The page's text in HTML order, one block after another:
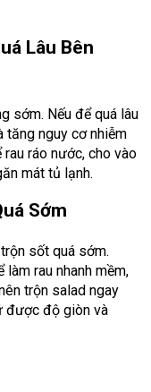
Lâu Bên
sớm. Nếu để quá lâu
tăng nguy cơ nhiễm
rau ráo nước, cho vào
mát tủ lạnh.
Sớm
sốt quá sớm.
rau nhanh mềm,
trộn salad ngay
được độ giòn và